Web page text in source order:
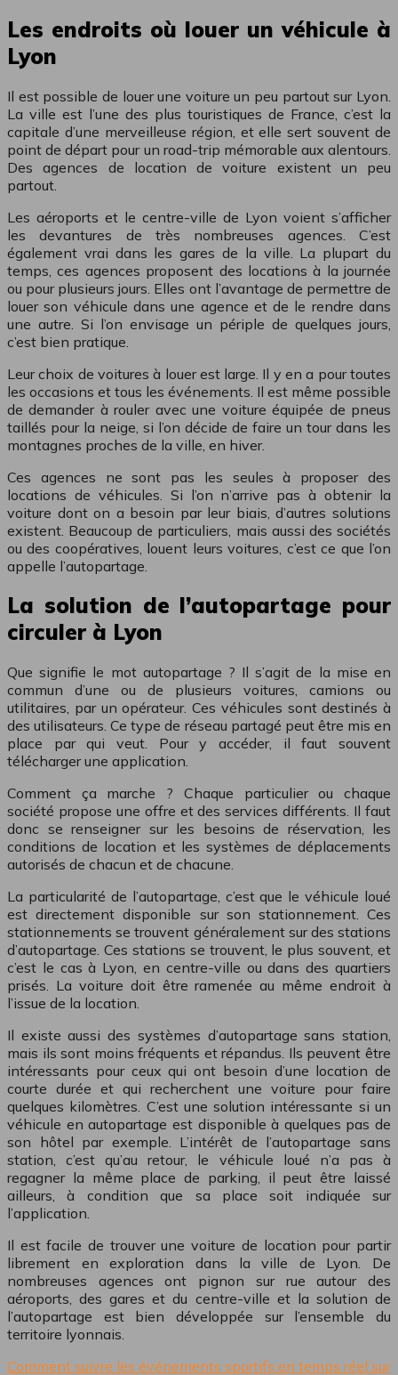
Les endroits où louer un véhicule à
Lyon
Il est possible de louer une voiture un peu partout sur Lyon.
La ville est l’une des plus touristiques de France, c’est la
capitale d’une merveilleuse région, et elle sert souvent de
point de départ pour un road-trip mémorable aux alentours.
Des agences de location de voiture existent un peu
partout.
Les aéroports et le centre-ville de Lyon voient s’afficher
les devantures de très nombreuses agences. C’est
également vrai dans les gares de la ville. La plupart du
temps, ces agences proposent des locations à la journée
ou pour plusieurs jours. Elles ont l’avantage de permettre de
louer son véhicule dans une agence et de le rendre dans
une autre. Si l’on envisage un périple de quelques jours,
c’est bien pratique.
Leur choix de voitures à louer est large. Il y en a pour toutes
les occasions et tous les événements. Il est même possible
de demander à rouler avec une voiture équipée de pneus
taillés pour la neige, si l’on décide de faire un tour dans les
montagnes proches de la ville, en hiver.
Ces agences ne sont pas les seules à proposer des
locations de véhicules. Si l’on n’arrive pas à obtenir la
voiture dont on a besoin par leur biais, d’autres solutions
existent. Beaucoup de particuliers, mais aussi des sociétés
ou des coopératives, louent leurs voitures, c’est ce que l’on
appelle l’autopartage.
La solution de l’autopartage pour
circuler à Lyon
Que signifie le mot autopartage ? Il s’agit de la mise en
commun d’une ou de plusieurs voitures, camions ou
utilitaires, par un opérateur. Ces véhicules sont destinés à
des utilisateurs. Ce type de réseau partagé peut être mis en
place par qui veut. Pour y accéder, il faut souvent
télécharger une application.
Comment ça marche ? Chaque particulier ou chaque
société propose une offre et des services différents. Il faut
donc se renseigner sur les besoins de réservation, les
conditions de location et les systèmes de déplacements
autorisés de chacun et de chacune.
La particularité de l’autopartage, c’est que le véhicule loué
est directement disponible sur son stationnement. Ces
stationnements se trouvent généralement sur des stations
d’autopartage. Ces stations se trouvent, le plus souvent, et
c’est le cas à Lyon, en centre-ville ou dans des quartiers
prisés. La voiture doit être ramenée au même endroit à
l’issue de la location.
Il existe aussi des systèmes d’autopartage sans station,
mais ils sont moins fréquents et répandus. Ils peuvent être
intéressants pour ceux qui ont besoin d’une location de
courte durée et qui recherchent une voiture pour faire
quelques kilomètres. C’est une solution intéressante si un
véhicule en autopartage est disponible à quelques pas de
son hôtel par exemple. L’intérêt de l’autopartage sans
station, c’est qu’au retour, le véhicule loué n’a pas à
regagner la même place de parking, il peut être laissé
ailleurs, à condition que sa place soit indiquée sur
l’application.
Il est facile de trouver une voiture de location pour partir
librement en exploration dans la ville de Lyon. De
nombreuses agences ont pignon sur rue autour des
aéroports, des gares et du centre-ville et la solution de
l’autopartage est bien développée sur l’ensemble du
territoire lyonnais.
Comment suivre les événements sportifs en temps réel sur